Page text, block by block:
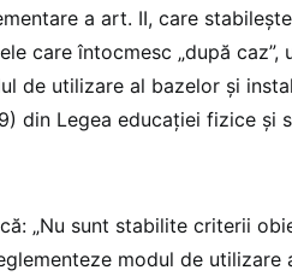
a art. II, care
care întocmesc „după caz”,
de utilizare al bazelor şi
din Legea educaţiei fizice şi
„Nu sunt stabilite criterii
modul de utilizare